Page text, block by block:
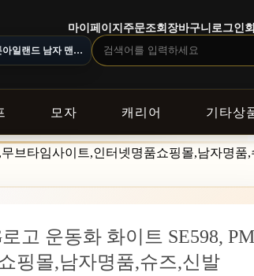
으니 주문 전 상담창으로 문의해 주세요.
마이페이지 주문조회 장바구니 로그인
일랜드 남자 맨투맨
모자 캐리어 기타상
브타임사이트,인터넷명품쇼핑몰,남자명품
고 운동화 화이트 SE598,
핑몰,남자명품,슈즈,신발